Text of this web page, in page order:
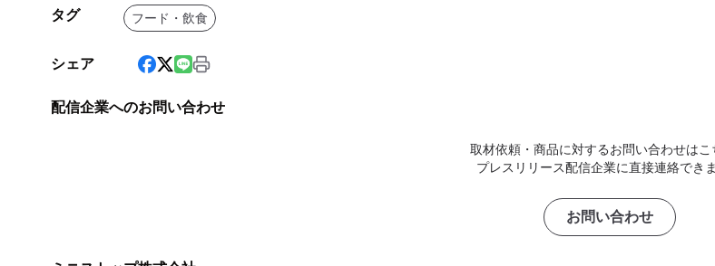
タグ フード・飲食
シェア
配信企業へのお問い合わせ
取材依頼・商品に対するお問い合わせはこ
プレスリリース配信企業に直接連絡できま
お問い合わせ